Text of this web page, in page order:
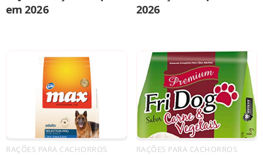
em 2026
2026
RAÇÕES PARA CACHORROS RAÇÕES PARA CACHORROS